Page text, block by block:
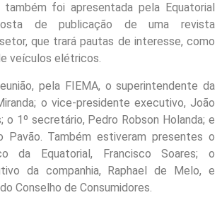
também foi apresentada pela Equatorial
de publicação de uma revista
que trará pautas de interesse, como
veículos elétricos.
pela FIEMA, o superintendente da
o vice-presidente executivo, João
o 1º secretário, Pedro Robson Holanda; e
Pavão. Também estiveram presentes o
da Equatorial, Francisco Soares; o
da companhia, Raphael de Melo, e
Conselho de Consumidores.